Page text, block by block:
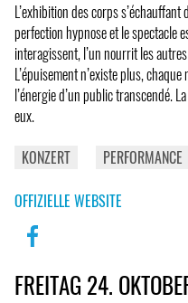
L’exhibition des corps
perfection hypnose et le spectacle
interagissent, l’un nourrit les
L’épuisement n’existe plus,
l’énergie d’un public transcendé.
eux.
KONZERT
PERFORMANCE
OFFIZIELLE WEBSITE
FREITAG 24.